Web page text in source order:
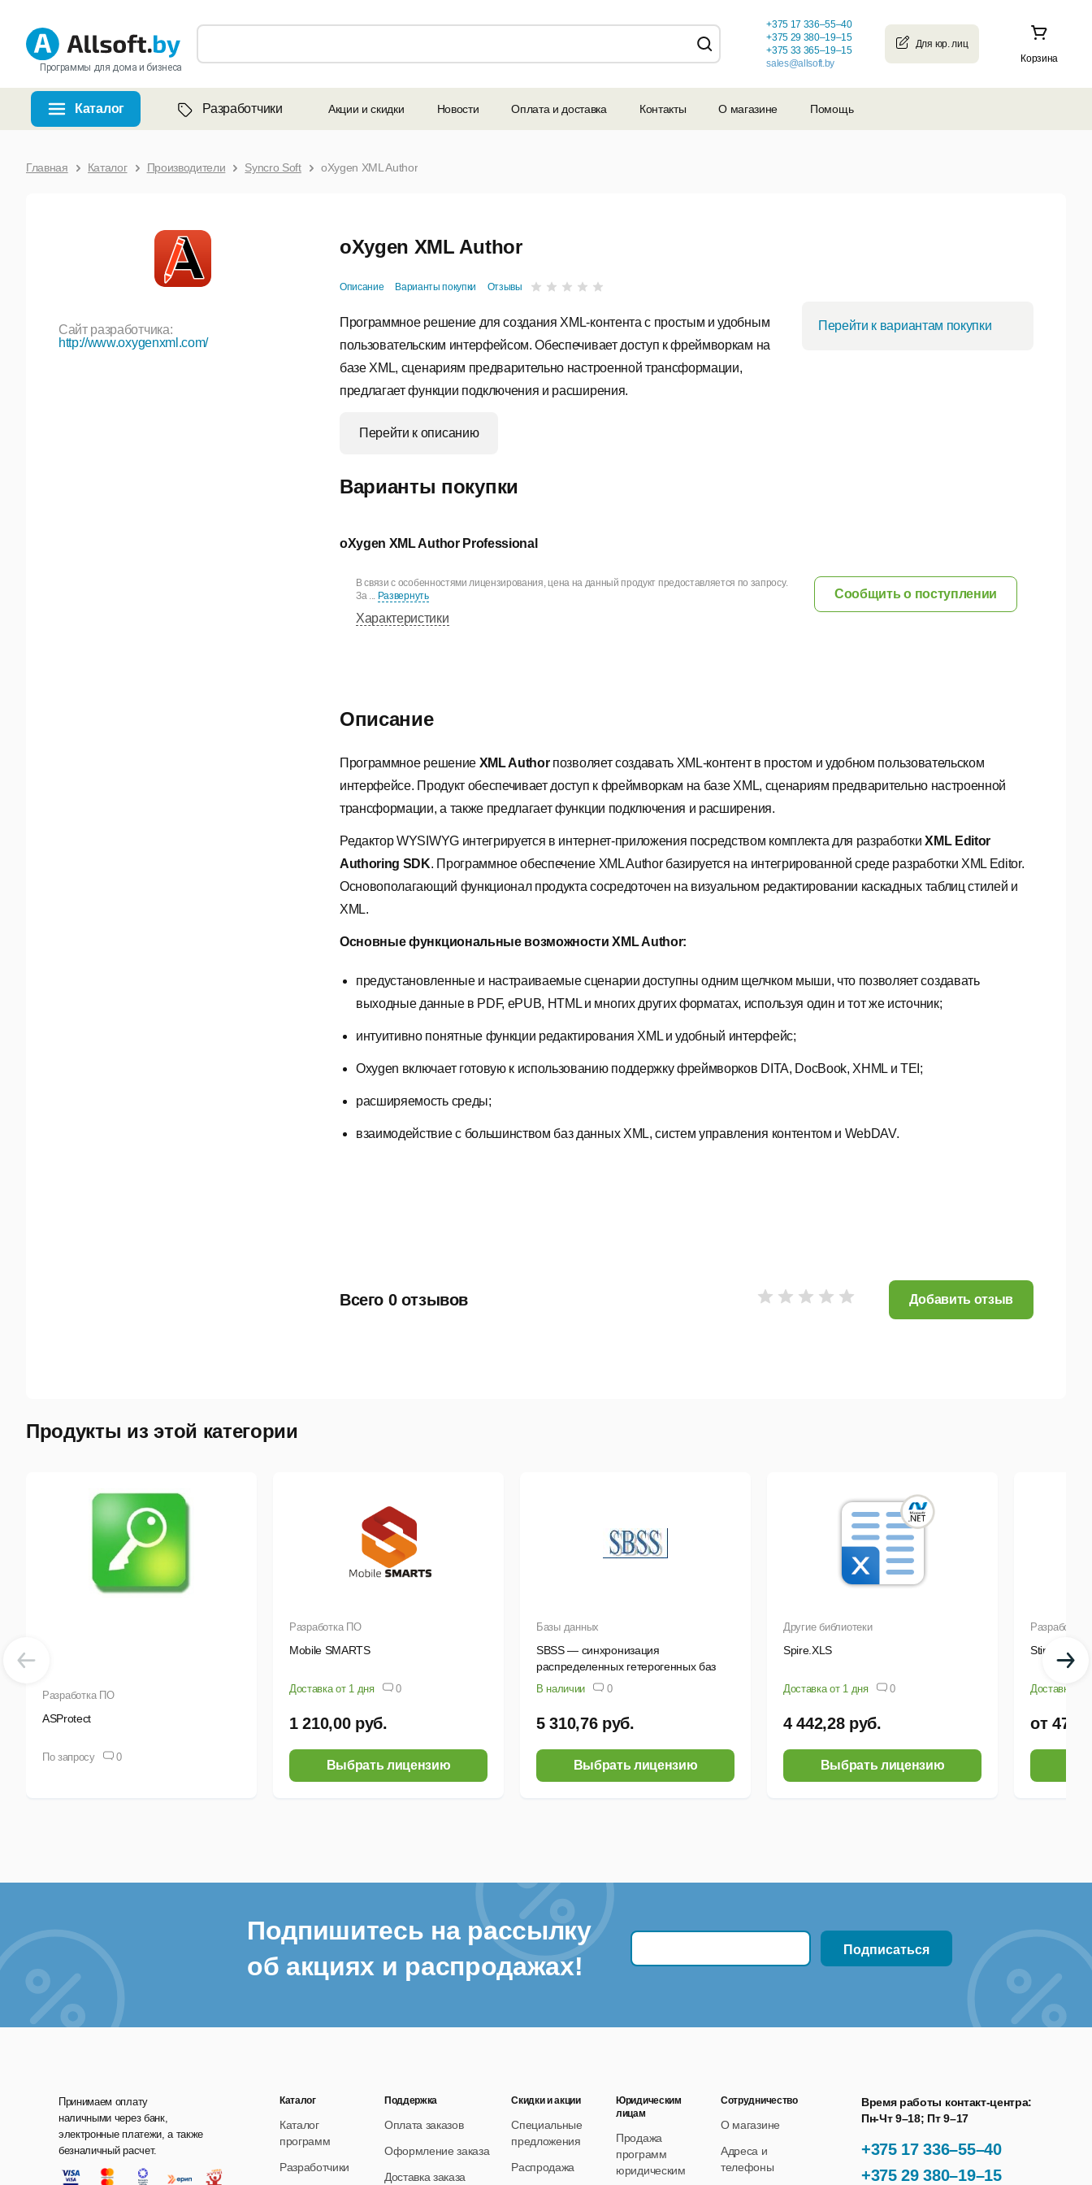
Программы для дома и бизнеса
Корзина
+375 17 336–55–40
+375 29 380–19–15
+375 33 365–19–15
sales@allsoft.by
Каталог Разработчики Акции и скидки Новости Оплата и доставка Контакты О магазине Помощь
Главная Каталог Производители Syncro Soft oXygen XML Author
oXygen XML Author
Описание Варианты покупки Отзывы
Сайт разработчика:
http://www.oxygenxml.com/
Программное решение для создания XML-контента с простым и удобным
пользовательским интерфейсом. Обеспечивает доступ к фреймворкам на
базе XML, сценариям предварительно настроенной трансформации,
предлагает функции подключения и расширения.
Перейти к описанию
Перейти к вариантам покупки
Описание
Программное решение XML Authorпозволяет создавать XML-контент в простом и удобном пользовательском
интерфейсе. Продукт обеспечивает доступ к фреймворкам на базе XML, сценариям предварительно настроенной
трансформации, а также предлагает функции подключения и расширения.
РедакторWYSIWYGинтегрируется в интернет-приложения посредством комплекта для разработкиXML Editor
Authoring SDK. Программное обеспечение XML Author базируется на интегрированной среде разработки XML Editor.
Основополагающий функционал продукта сосредоточен на визуальном редактировании каскадных таблиц стилей и
XML.
Основные функциональные возможности XML Author:
предустановленные и настраиваемые сценарии доступны одним щелчком мыши, что позволяет создавать
выходные данные в PDF, ePUB, HTML и многих других форматах, используя один и тот же источник;
интуитивно понятные функции редактирования XML и удобный интерфейс;
Oxygen включает готовую к использованию поддержку фреймворков DITA, DocBook, XHML и TEI;
расширяемость среды;
взаимодействие с большинством баз данных XML, систем управления контентом и WebDAV.
Варианты покупки
oXygen XML Author Professional
Сообщить о поступлении
В связи с особенностями лицензирования, цена на данный продукт предоставляется по запросу.
За ... Развернуть
Характеристики
Всего 0 отзывов Добавить отзыв
Продукты из этой категории
Разработка ПО
ASProtect
По запросу 0
Разработка ПО
Mobile SMARTS
Доставка от 1 дня 0
1 210,00 руб.
Выбрать лицензию
Базы данных
SBSS — синхронизация
распределенных гетерогенных баз
данных (ANSI-версия)
В наличии 0
5 310,76 руб.
Выбрать лицензию
Другие библиотеки
Spire.XLS
Доставка от 1 дня 0
4 442,28 руб.
Выбрать лицензию
Разработка
Stimulsoft
Доставка от
от 47
Подпишитесь на рассылку
об акциях и распродажах!
Принимаем оплату
наличными через банк,
электронные платежи, а также
безналичный расчет.
+375 17 336–55–40
+375 29 380–19–15
Время работы контакт-центра:
Пн-Чт 9–18; Пт 9–17
Каталог
Каталог
программ
Разработчики
Поддержка
Оплата заказов
Оформление заказа
Доставка заказа
Скидки и акции
Специальные
предложения
Распродажа
Юридическим
лицам
Продажа
программ
юридическим
Сотрудничество
О магазине
Адреса и
телефоны